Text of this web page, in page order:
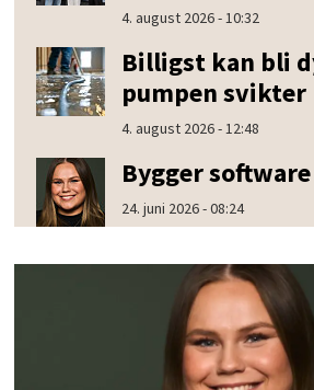
4. august 2026 - 10:32
Billigst kan bli
pumpen svikter
4. august 2026 - 12:48
Bygger software
24. juni 2026 - 08:24